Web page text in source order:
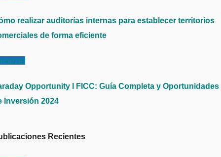
realizar auditorías internas para establecer territorios
de forma eficiente
Opportunity I FICC: Guía Completa y Oportunidades
Inversión 2024
Recientes